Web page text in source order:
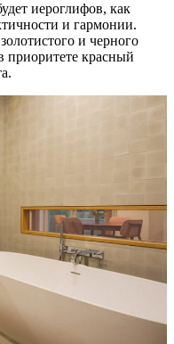
иероглифов, как
и гармонии.
и черного
приоритете красный